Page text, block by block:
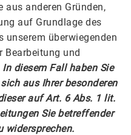
anderen Gründen,
auf Grundlage des
unserem überwiegenden
Bearbeitung und
In diesem Fall haben Sie
aus Ihrer besonderen
auf Art. 6 Abs. 1 lit.
Sie betreffender
widersprechen.